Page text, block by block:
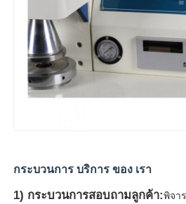
กระบวนการ บริการ ของ เรา
1) กระบวนการสอบถามลูกค้า:พิจา